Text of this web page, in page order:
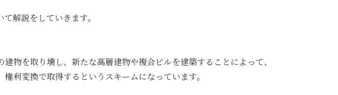
解説をしていきます。
物を取り壊し、新たな高層建物や複合ビルを建築することによって、
利変換で取得するというスキームになっています。